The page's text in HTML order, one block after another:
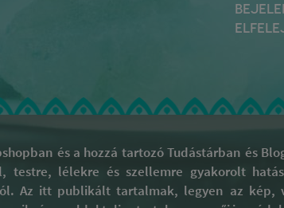
és a hozzá tartozó Tudástárban és
testre, lélekre és szellemre gyakorolt
Az itt publikált tartalmak, legyen az kép,